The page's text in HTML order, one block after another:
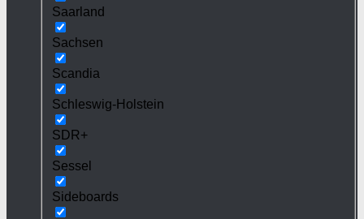
Saarland
Sachsen
Scandia
Schleswig-Holstein
SDR+
Sessel
Sideboards